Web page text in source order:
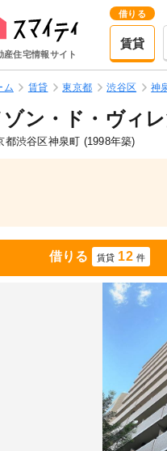
産住宅情報サイト
借りる
賃貸
ム 賃貸 東京都 渋谷区 神
ゾン・ド・ヴィ
都渋谷区神泉町 (1998年築)
借りる 賃貸 12 件